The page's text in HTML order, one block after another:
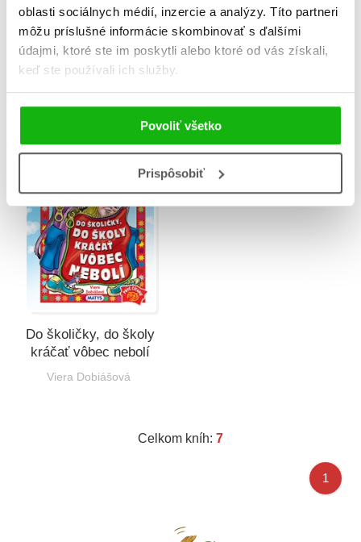
oblasti sociálnych médií, inzercie a analýzy. Títo partneri
môžu príslušné informácie skombinovať s ďalšími
údajmi, ktoré ste im poskytli alebo ktoré od vás získali,
keď ste používali ich služby.
Povoliť všetko
Prispôsobiť
Do školičky, do školy
kráčať vôbec nebolí
Viera Dobiášová
Celkom kníh: 7
1